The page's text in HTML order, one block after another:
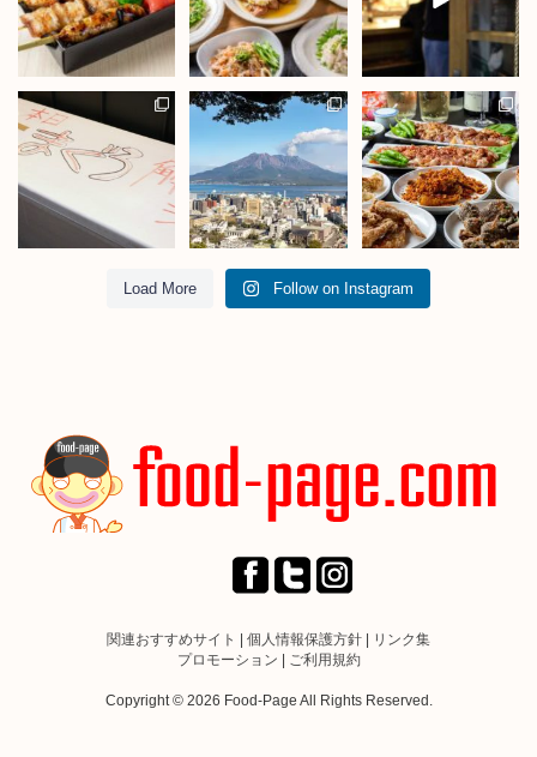
Load More Follow on Instagram
関連おすすめサイト 個人情報保護方針
リンク集
プロモーション
ご利用規約
Copyright © 2026 Food-Page All Rights Reserved.